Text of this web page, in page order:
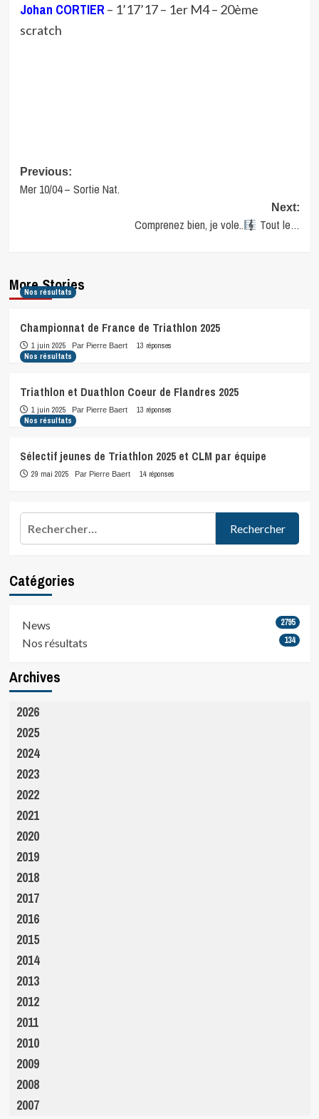
Johan CORTIER – 1’17’17 – 1er M4 – 20ème
scratch
Post
navigation
Previous:
Mer 10/04 – Sortie Nat.
Next:
Comprenez bien, je vole.. Tout le…
More Stories
Nos résultats
Championnat de France de Triathlon 2025
1 juin 2025 Par Pierre Baert
13 réponses
Nos résultats
Triathlon et Duathlon Coeur de Flandres 2025
1 juin 2025 Par Pierre Baert
13 réponses
Nos résultats
Sélectif jeunes de Triathlon 2025 et CLM par équipe
29 mai 2025 Par Pierre Baert 14 réponses
Catégories
News 2795
Nos résultats 134
Archives
2026
2025
2024
2023
2022
2021
2020
2019
2018
2017
2016
2015
2014
2013
2012
2011
2010
2009
2008
2007